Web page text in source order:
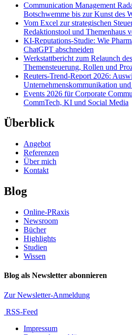
Communication Management
Botschwemme bis zur Kunst des
Vom Excel zur strategischen
Redaktionstool und Themenhaus
KI-Reputations-Studie: Wie
ChatGPT abschneiden
Werkstattbericht zum Relaunch
Themensteuerung, Rollen und
Reuters-Trend-Report 2026:
Unternehmenskommunikation
Events 2026 für Corporate
CommTech, KI und Social Media
Überblick
Angebot
Referenzen
Über mich
Kontakt
Blog
Online-PRaxis
Newsroom
Bücher
Highlights
Studien
Wissen
Blog als Newsletter abonnieren
Zur Newsletter-Anmeldung
RSS-Feed
Impressum